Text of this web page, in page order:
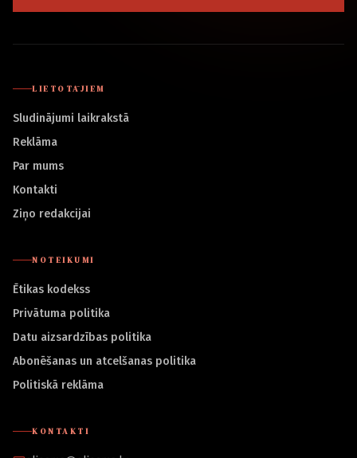
LIETOTĀJIEM
Sludinājumi laikrakstā
Reklāma
Par mums
Kontakti
Ziņo redakcijai
NOTEIKUMI
Ētikas kodekss
Privātuma politika
Datu aizsardzības politika
Abonēšanas un atcelšanas politika
Politiskā reklāma
KONTAKTI